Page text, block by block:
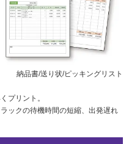
納品書/送り状/ピッキングリスト
プリント。
ックの待機時間の短縮、出発遅れ